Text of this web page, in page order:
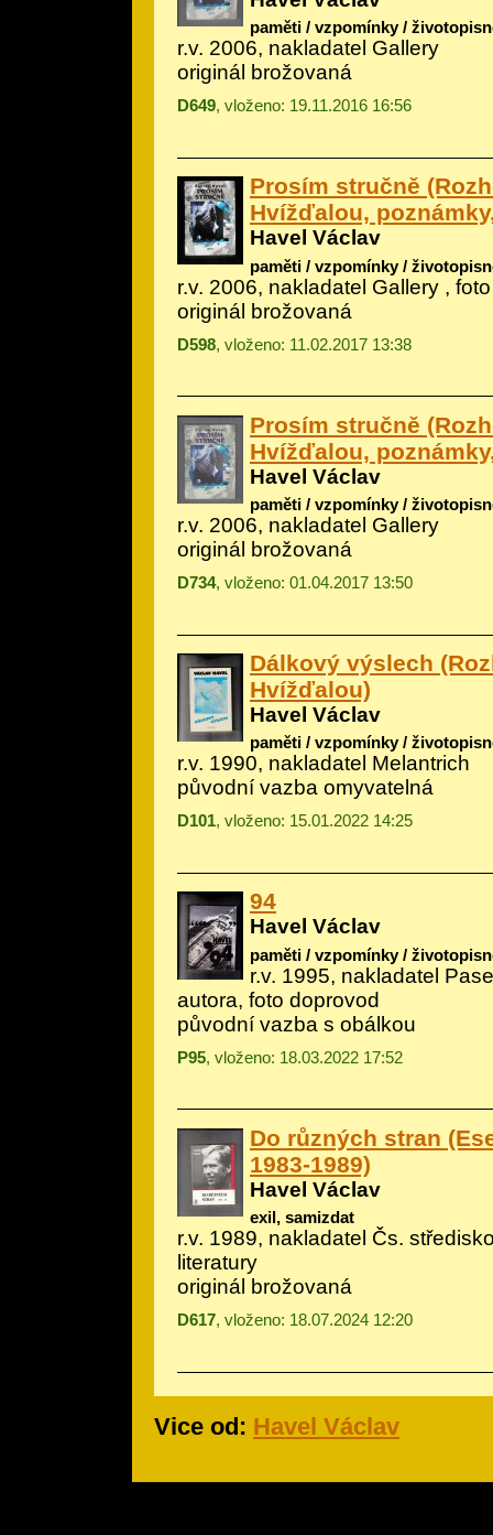
paměti / vzpomínky /
r.v. 2006, nakladatel Gallery
originál brožovaná
D649, vloženo: 19.11.2016 16:56
Prosím stručně
Hvížďalou,
Havel Václav
paměti / vzpomínky /
r.v. 2006, nakladatel Gallery ,
originál brožovaná
D598, vloženo: 11.02.2017 13:38
Prosím stručně
Hvížďalou,
Havel Václav
paměti / vzpomínky /
r.v. 2006, nakladatel Gallery
originál brožovaná
D734, vloženo: 01.04.2017 13:50
Dálkový výslech
Hvížďalou)
Havel Václav
paměti / vzpomínky /
r.v. 1990, nakladatel Melantrich
původní vazba omyvatelná
D101, vloženo: 15.01.2022 14:25
94
Havel Václav
paměti / vzpomínky /
r.v. 1995, nakladatel
autora, foto doprovod
původní vazba s obálkou
P95, vloženo: 18.03.2022 17:52
Do různých stran
1983-1989)
Havel Václav
exil, samizdat
r.v. 1989, nakladatel Čs.
literatury
originál brožovaná
D617, vloženo: 18.07.2024 12:20
Vice od: Havel Václav